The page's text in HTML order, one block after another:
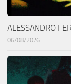
ALESSANDRO
06/08/2026